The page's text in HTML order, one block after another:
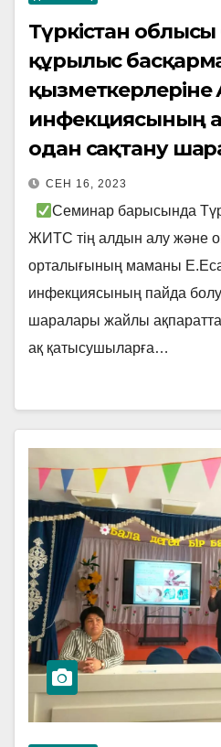
Түркістан
құрылыс
инфекциясының
одан сақтану
тақырыбында
жұмыстары
СЕН 16, 2023
Семинар барысында
ЖИТС тің алдын алу және
орталығының маманы
инфекциясының пайда
шаралары жайлы
ақ қатысушыларға…